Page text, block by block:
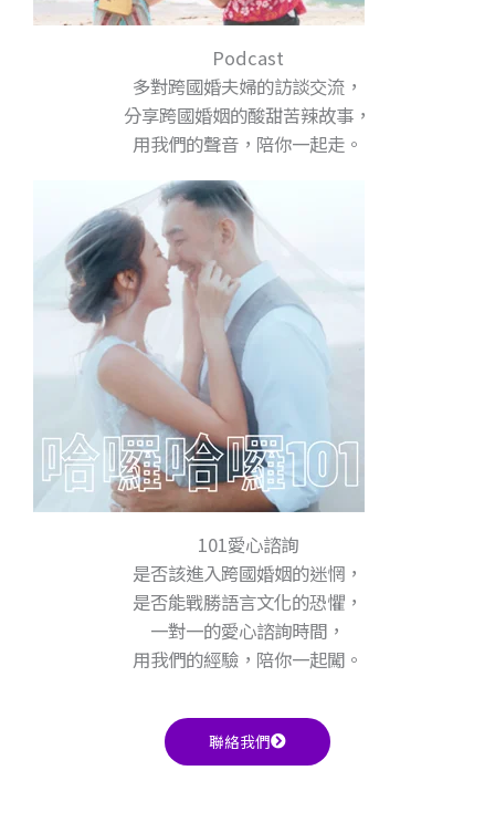
Podcast
多對跨國婚夫婦的訪談交流，
分享跨國婚姻的酸甜苦辣故事，
用我們的聲音，陪你一起走。
101愛心諮詢
是否該進入跨國婚姻的迷惘，
是否能戰勝語言文化的恐懼，
一對一的愛心諮詢時間，
用我們的經驗，陪你一起闖。
聯絡我們